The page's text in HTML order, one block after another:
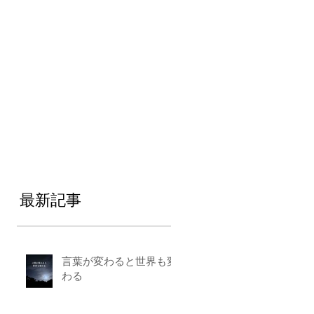
最新記事
言葉が変わると世界も変
わる